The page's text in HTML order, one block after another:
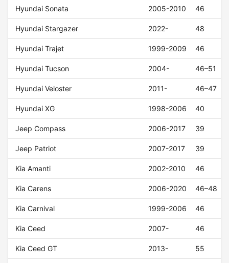
Hyundai Sonata 2005-2010 46
Hyundai Stargazer 2022- 48
Hyundai Trajet 1999-2009 46
Hyundai Tucson 2004- 46–51
Hyundai Veloster 2011- 46–47
Hyundai XG 1998-2006 40
Jeep Compass 2006-2017 39
Jeep Patriot 2007-2017 39
Kia Amanti 2002-2010 46
Kia Carens 2006-2020 46–48
Kia Carnival 1999-2006 46
Kia Ceed 2007- 46
Kia Ceed GT 2013- 55